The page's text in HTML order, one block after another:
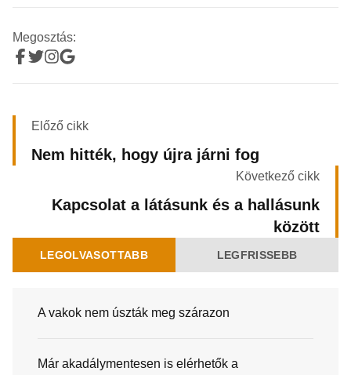
Megosztás:
Előző cikk
Nem hitték, hogy újra járni fog
Következő cikk
Kapcsolat a látásunk és a hallásunk
között
LEGOLVASOTTABB LEGFRISSEBB
A vakok nem úszták meg szárazon
Már akadálymentesen is elérhetők a